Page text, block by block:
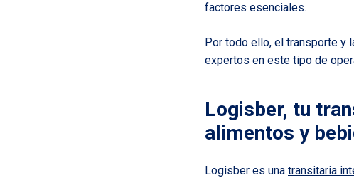
factores esenciales.
Por todo ello, el transporte y
expertos en este tipo de
Logisber, tu
alimentos y
Logisber es una transitaria